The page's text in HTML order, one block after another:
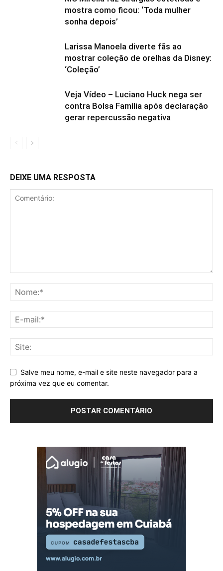
mostra como ficou: ‘Toda mulher
sonha depois’
Larissa Manoela diverte fãs ao
mostrar coleção de orelhas da Disney:
‘Coleção’
Veja Vídeo – Luciano Huck nega ser
contra Bolsa Família após declaração
gerar repercussão negativa
DEIXE UMA RESPOSTA
Salve meu nome, e-mail e site neste navegador para a
próxima vez que eu comentar.